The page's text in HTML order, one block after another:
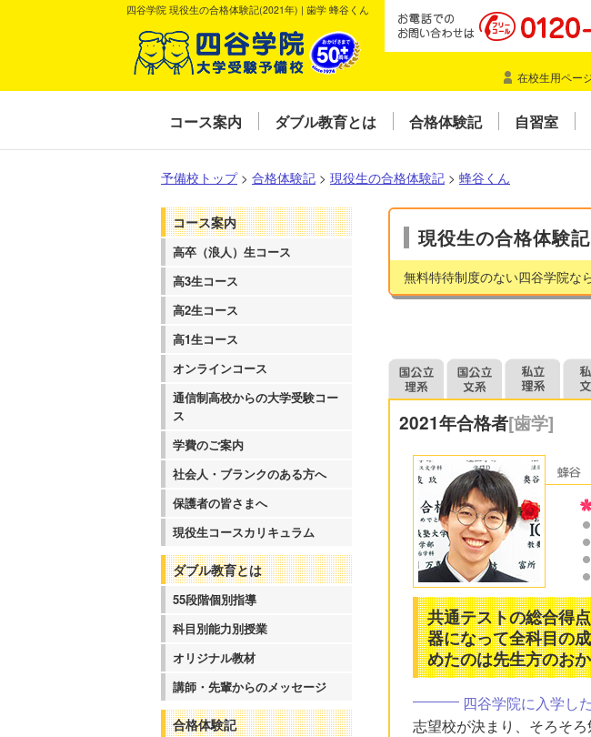
四谷学院 現役生の合格体験記(2021年) | 歯学 蜂谷くん
在校生用ペー
コース案内 ダブル教育とは 合格体験記 自習室
予備校トップ > 合格体験記 > 現役生の合格体験記 > 蜂谷くん
コース案内
高卒（浪人）生コース
高3生コース
高2生コース
高1生コース
オンラインコース
通信制高校からの大学受験コー
ス
学費のご案内
社会人・ブランクのある方へ
保護者の皆さまへ
現役生コースカリキュラム
ダブル教育とは
55段階個別指導
科目別能力別授業
オリジナル教材
講師・先輩からのメッセージ
合格体験記
現役生の合格体験記
無料特待制度のない四谷学院な
2021年合格者[歯学]
共通テストの総合得
器になって全科目の
めたのは先生方のお
四谷学院に入学し
志望校が決まり、そろそ